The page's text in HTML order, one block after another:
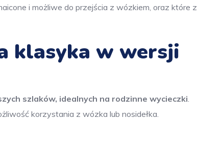
i możliwe do przejścia z wózkiem, oraz które z
klasyka w wersji
szlaków, idealnych na rodzinne wycieczki
korzystania z wózka lub nosidełka.